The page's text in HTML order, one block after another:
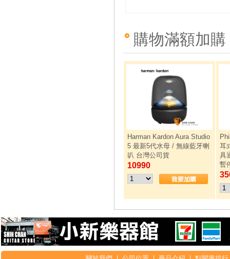
購物滿額加
Harman Kardon Aura Studio
5 最新5代水母 / 無線藍牙喇
叭 台灣公司貨
10990
耳
具
暫